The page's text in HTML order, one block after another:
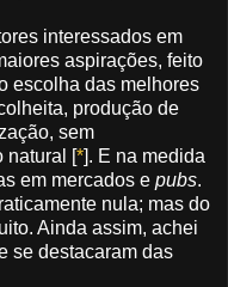
interessados em
aspirações, feito
escolha das melhores
produção de
sem
natural [*]. E na medida
em mercados e pubs.
nula; mas do
Ainda assim, achei
se destacaram das